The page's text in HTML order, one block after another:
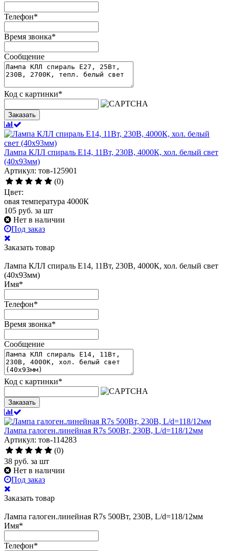
Телефон*
Время звонка*
Сообщение
Код с картинки*
Заказать
Лампа КЛЛ спираль Е14, 11Вт, 230В, 4000К, хол. белый свет
(40х93мм)
Артикул: тов-125901
(0)
Цвет:
овая температура 4000К
105 руб. за шт
Нет в наличии
Под заказ
Заказать товар
Лампа КЛЛ спираль Е14, 11Вт, 230В, 4000К, хол. белый свет
(40х93мм)
Имя*
Телефон*
Время звонка*
Сообщение
Код с картинки*
Заказать
Лампа галоген.линейная R7s 500Вт, 230В, L/d=118/12мм
Артикул: тов-114283
(0)
38 руб. за шт
Нет в наличии
Под заказ
Заказать товар
Лампа галоген.линейная R7s 500Вт, 230В, L/d=118/12мм
Имя*
Телефон*